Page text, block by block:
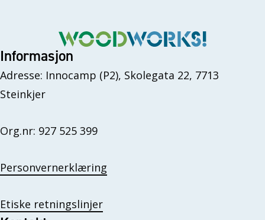
Informasjon
Adresse: Innocamp (P2), Skolegata 22, 7713
Steinkjer
Org.nr: 927 525 399
Personvernerklæring
Etiske retningslinjer